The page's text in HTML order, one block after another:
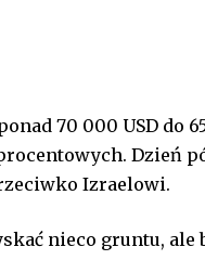
70 000 USD do
Dzień
Izraelowi.
nieco gruntu,